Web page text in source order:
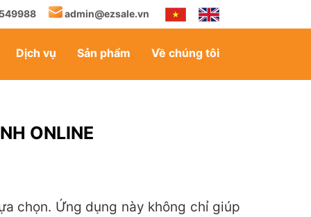
admin@ezsale.vn
Dịch vụ Sản phẩm Về chúng tôi
ONLINE
chọn. Ứng dụng này không chỉ giúp